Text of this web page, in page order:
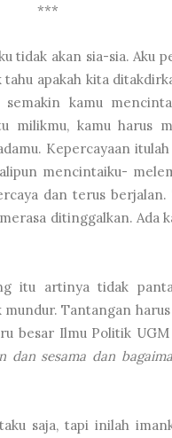
***
tidak akan sia-sia. Aku
apakah kita
kamu
milikmu, kamu harus
Kepercayaan
mencintaiku-
dan terus berjalan.
ditinggalkan. Ada
itu artinya tidak
Tantangan
besar Ilmu Politik
dan sesama dan
saja, tapi inilah